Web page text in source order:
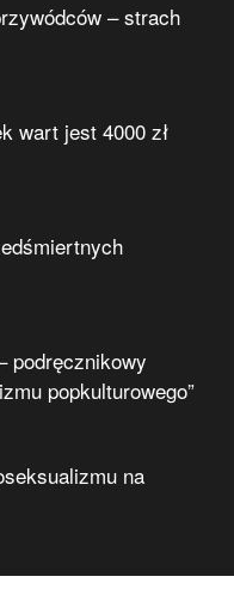
– strach
wart jest 4000 zł
podręcznikowy
popkulturowego”
na